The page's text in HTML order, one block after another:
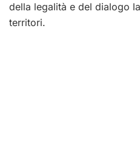
della legalità e del dialogo
territori.